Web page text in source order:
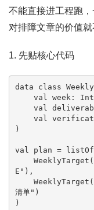
不能直接进工程跑
对排障文章的价值就
1. 先贴核心代码
data class
)
val plan =
E"),
清单")
)